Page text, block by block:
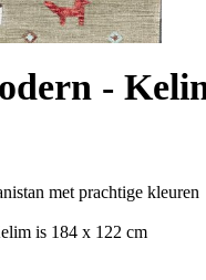
-
met prachtige kleuren
is 184 x 122 cm